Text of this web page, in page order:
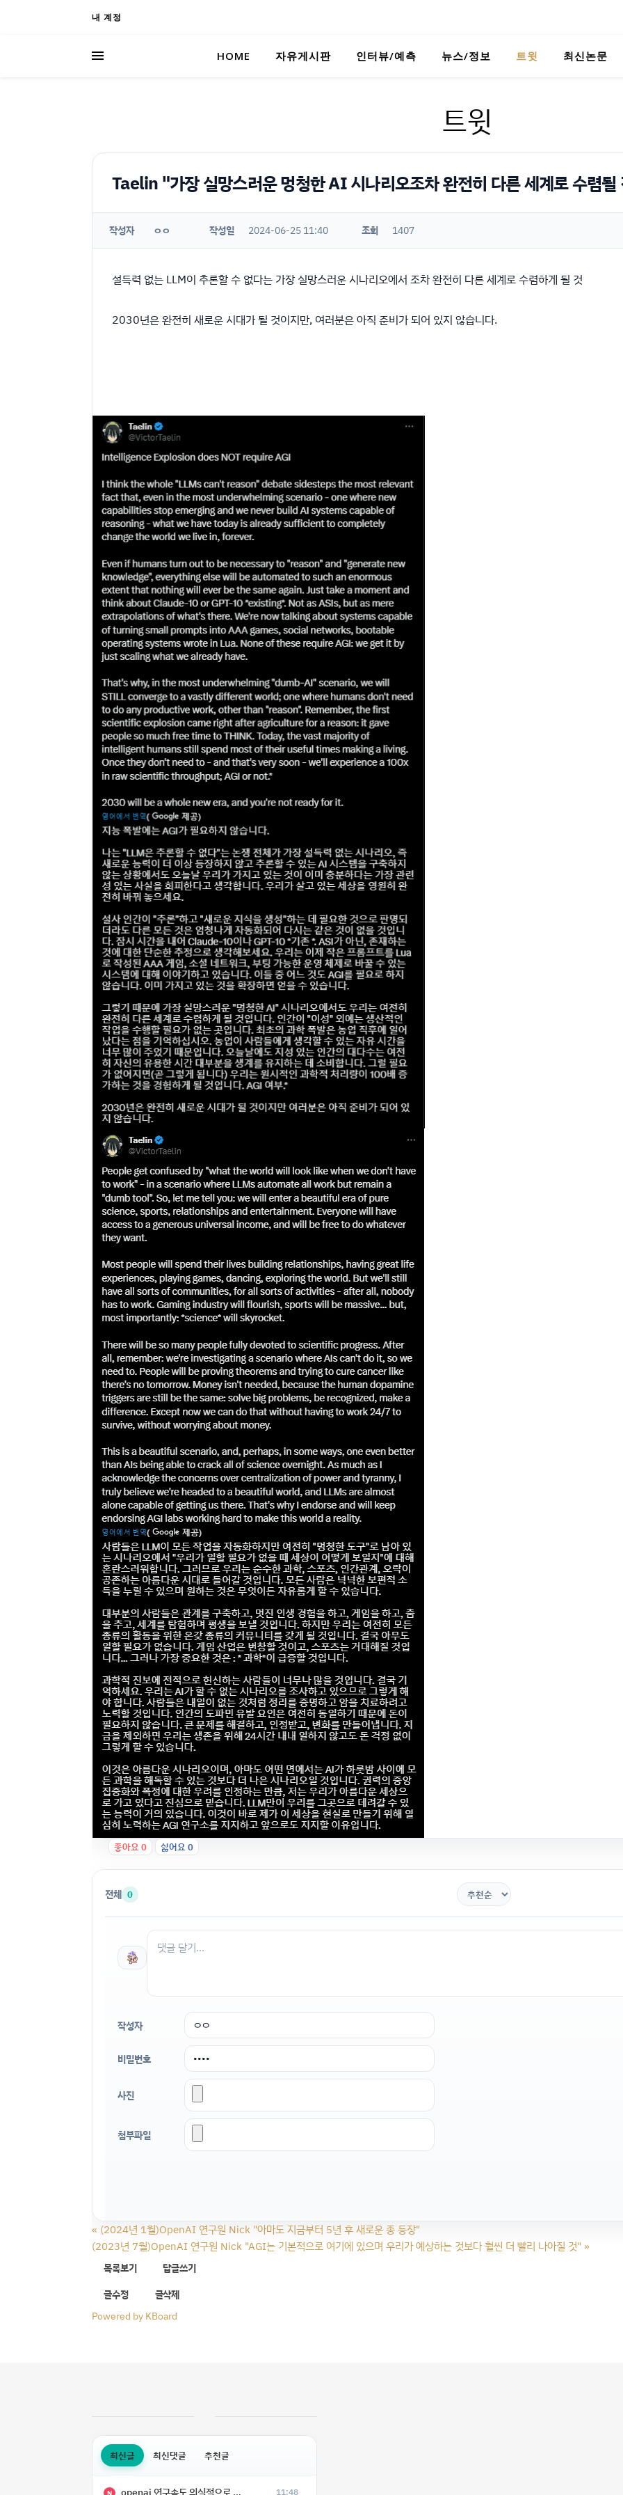
내 계정
HOME 자유게시판 인터뷰/예측 뉴스/정보 트윗 최신논문
트윗
Taelin "가장 실망스러운 멍청한 AI 시나리오조차 완전히 다른 세계로 수렴될
작성자 ㅇㅇ 작성일 2024-06-25 11:40 조회 1407
설득력 없는 LLM이 추론할 수 없다는 가장 실망스러운 시나리오에서 조차 완전히 다른 세계로 수렴하게 될 것
2030년은 완전히 새로운 시대가 될 것이지만, 여러분은 아직 준비가 되어 있지 않습니다.
좋아요0 싫어요0
전체 0
작성자
비밀번호
사진
첨부파일
« (2024년 1월)OpenAI 연구원 Nick "아마도 지금부터 5년 후 새로운 종 등장"
(2023년 7월)OpenAI 연구원 Nick "AGI는 기본적으로 여기에 있으며 우리가 예상하는 것보다 훨씬 더 빨리 나아질 것" »
목록보기
답글쓰기
글수정
글삭제
Powered by KBoard
최신글 최신댓글 추천글
openai 연구속도 의식적으로 늦추고 있다 11:48